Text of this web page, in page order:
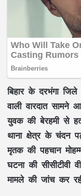
बिहार के दरभंगा
वाली वारदात
युवक की बेरहमी से
थाना क्षेत्र के चंदन
मृतक की पहचान
घटना की सीसीटीवी
मामले की जांच कर